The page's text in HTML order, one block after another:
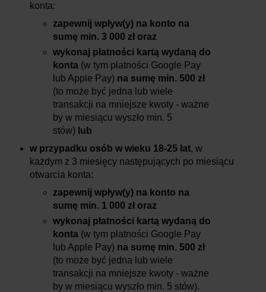
konta:
zapewnij wpływ(y) na konto na
sumę min. 3 000 zł oraz
wykonaj płatności kartą wydaną do
konta (w tym płatności Google Pay
lub Apple Pay) na sumę min. 500 zł
(to może być jedna lub wiele
transakcji na mniejsze kwoty - ważne
by w miesiącu wyszło min. 5
stów) lub
w przypadku osób w wieku 18-25 lat, w
każdym z 3 miesięcy następujących po miesiącu
otwarcia konta:
zapewnij wpływ(y) na konto na
sumę min. 1 000 zł oraz
wykonaj płatności kartą wydaną do
konta (w tym płatności Google Pay
lub Apple Pay) na sumę min. 500 zł
(to może być jedna lub wiele
transakcji na mniejsze kwoty - ważne
by w miesiącu wyszło min. 5 stów).